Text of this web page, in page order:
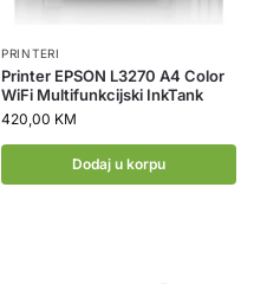
PRINTERI
Printer EPSON L3270 A4 Color
WiFi Multifunkcijski InkTank
420,00 KM
Dodaj u korpu